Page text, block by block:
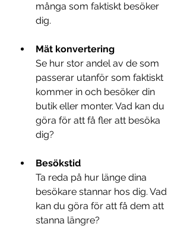
många som faktiskt besöker
dig.
Mät konvertering
Se hur stor andel av de som
passerar utanför som faktiskt
kommer in och besöker din
butik eller monter. Vad kan du
göra för att få fler att besöka
dig?
Besökstid
Ta reda på hur länge dina
besökare stannar hos dig. Vad
kan du göra för att få dem att
stanna längre?